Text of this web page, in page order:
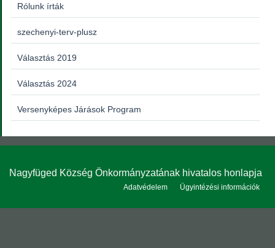
Rólunk írták
szechenyi-terv-plusz
Választás 2019
Választás 2024
Versenyképes Járások Program
Nagyfüged Község Önkormányzatának hivatalos honlapja
Adatvédelem Ügyintézési információk